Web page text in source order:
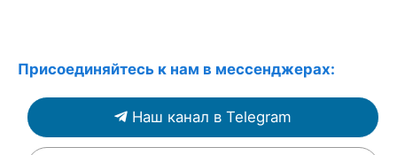
Присоединяйтесь к нам в мессенджерах:
Наш канал в Telegram